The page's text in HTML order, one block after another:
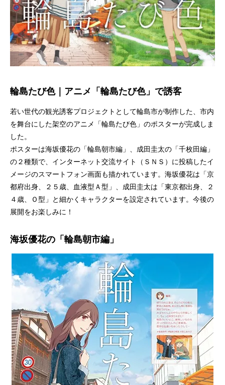
輪島たび色｜アニメ「輪島たび色」で誘客
若い世代の観光誘客プロジェクトとして輪島市が制作した、市内
を舞台にした架空のアニメ「輪島たび色」のポスターが完成しま
した。
ポスターは海坂優花の「輪島朝市編」、成田圭太の「千枚田編」
の２種類で、インターネット交流サイト（ＳＮＳ）に投稿したイ
メージのスマートフォン画面も描かれています。海坂優花は「京
都府出身、２５歳、血液型Ａ型」、成田圭太は「東京都出身、２
４歳、Ｏ型」と細かくキャラクターを設定されています。今後の
展開をお楽しみに！
海坂優花の「輪島朝市編」